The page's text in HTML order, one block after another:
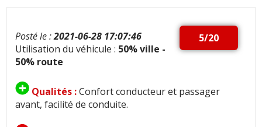
5/20
Posté le :2021-06-28 17:07:46
Utilisation du véhicule : 50% ville -
50% route
Qualités :Confort conducteur et passager
avant, facilité de conduite.